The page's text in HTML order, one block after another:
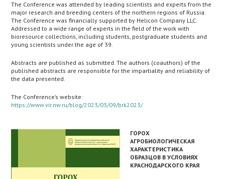
The Conference was attended by leading scientists and experts from the
major research and breeding centers of the northern regions of Russia.
The Conference was financially supported by Helicon Company LLC.
Addressed to a wide range of experts in the field of the work with
bioresource collections, including students, postgraduate students and
young scientists under the age of 39.
Abstracts are published as submitted. The authors (coauthors) of the
published abstracts are responsible for the impartiality and reliability of
the data presented.
The Conference’s website:
https://www.vir.nw.ru/blog/2023/03/09/brk2023/
ГОРОХ
АГРОБИОЛОГИЧЕСКАЯ
ХАРАКТЕРИСТИКА
ОБРАЗЦОВ В УСЛОВИЯХ
КРАСНОДАРСКОГО КРАЯ